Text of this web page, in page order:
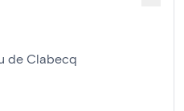
de Clabecq